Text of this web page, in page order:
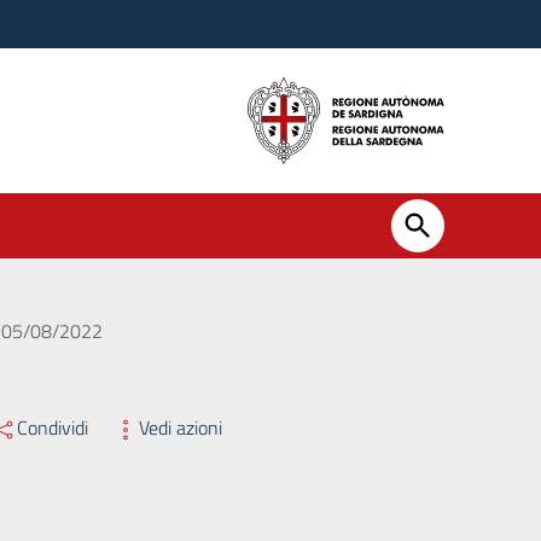
05/08/2022
Condividi Vedi azioni